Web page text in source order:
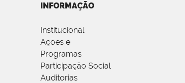
INFORMAÇÃO
Institucional
Ações e
Programas
Participação Social
Auditorias